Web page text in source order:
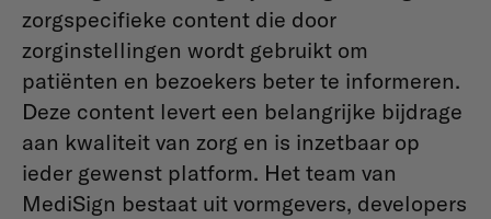
zorgspecifieke content die door
zorginstellingen wordt gebruikt om
patiënten en bezoekers beter te informeren.
Deze content levert een belangrijke bijdrage
aan kwaliteit van zorg en is inzetbaar op
ieder gewenst platform. Het team van
MediSign bestaat uit vormgevers, developers